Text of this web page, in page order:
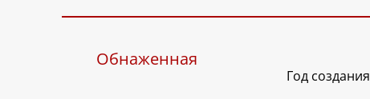
Обнаженная
Год создания